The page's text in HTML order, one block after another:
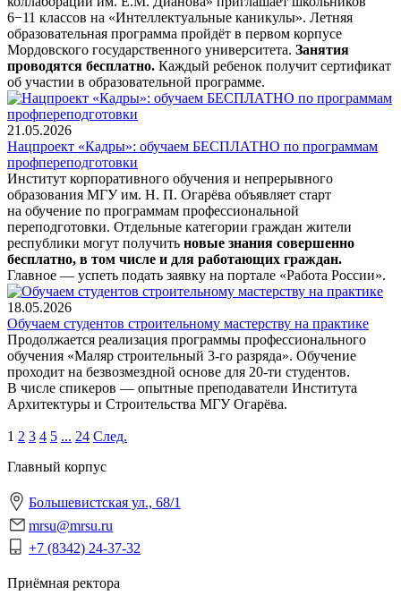
6−11 классов на «Интеллектуальные каникулы». Летняя
образовательная программа пройдёт в первом корпусе
Мордовского государственного университета. Занятия
проводятся бесплатно. Каждый ребенок получит сертификат
об участии в образовательной программе.
21.05.2026
Нацпроект «Кадры»: обучаем БЕСПЛАТНО по программам
профпереподготовки
Институт корпоративного обучения и непрерывного
образования МГУ им. Н. П. Огарёва объявляет старт
на обучение по программам профессиональной
переподготовки. Отдельные категории граждан жители
республики могут получить новые знания совершенно
бесплатно, в том числе и для работающих граждан.
Главное — успеть подать заявку на портале «Работа России».
18.05.2026
Обучаем студентов строительному мастерству на практике
Продолжается реализация программы профессионального
обучения «Маляр строительный 3-го разряда». Обучение
проходит на безвозмездной основе для 20-ти студентов.
В числе спикеров — опытные преподаватели Института
Архитектуры и Строительства МГУ Огарёва.
1 2 3 4 5 ... 24 След.
Главный корпус
Большевистская ул., 68/1
mrsu@mrsu.ru
+7 (8342) 24-37-32
Приёмная ректора